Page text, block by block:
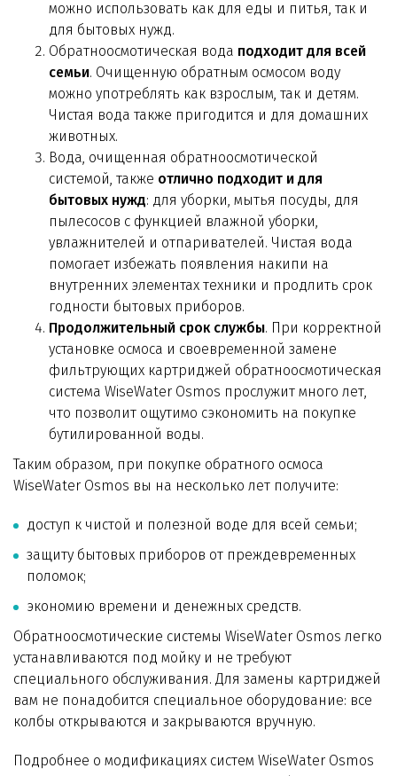
можно использовать как для еды и питья, так и
для бытовых нужд.
Обратноосмотическая вода подходит для всей
семьи. Очищенную обратным осмосом воду
можно употреблять как взрослым, так и детям.
Чистая вода также пригодится и для домашних
животных.
Вода, очищенная обратноосмотической
системой, также отлично подходит и для
бытовых нужд: для уборки, мытья посуды, для
пылесосов с функцией влажной уборки,
увлажнителей и отпаривателей. Чистая вода
помогает избежать появления накипи на
внутренних элементах техники и продлить срок
годности бытовых приборов.
Продолжительный срок службы. При корректной
установке осмоса и своевременной замене
фильтрующих картриджей обратноосмотическая
система WiseWater Osmos прослужит много лет,
что позволит ощутимо сэкономить на покупке
бутилированной воды.
Таким образом, при покупке обратного осмоса
WiseWater Osmos вы на несколько лет получите:
доступ к чистой и полезной воде для всей семьи;
защиту бытовых приборов от преждевременных
поломок;
экономию времени и денежных средств.
Обратноосмотические системы WiseWater Osmos легко
устанавливаются под мойку и не требуют
специального обслуживания. Для замены картриджей
вам не понадобится специальное оборудование: все
колбы открываются и закрываются вручную.
Подробнее о модификациях систем WiseWater Osmos